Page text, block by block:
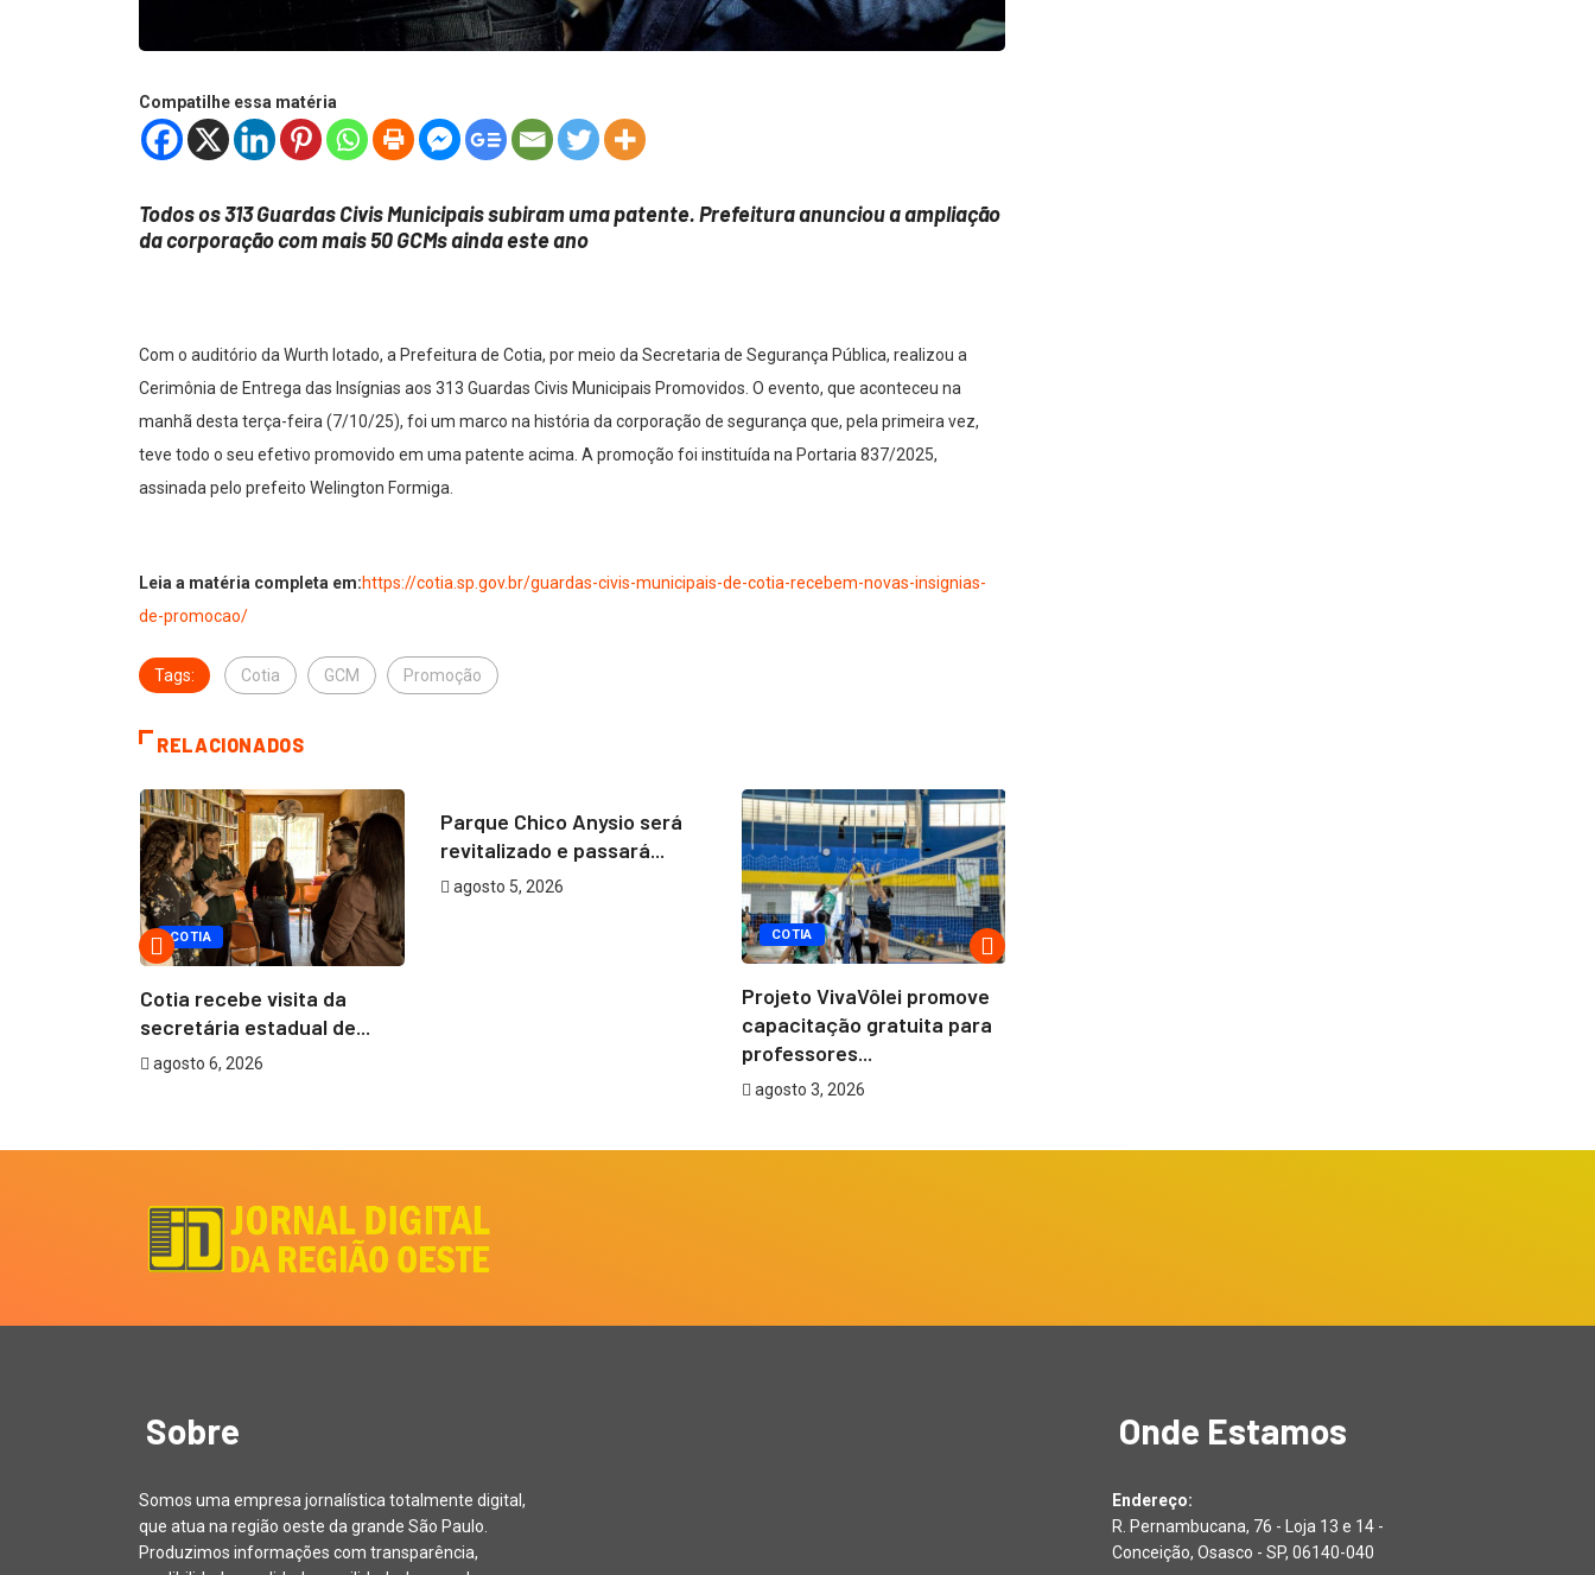
Compatilhe essa matéria
Todos os 313 Guardas Civis Municipais subiram uma patente. Prefeitura anunciou a ampliação
da corporação com mais 50 GCMs ainda este ano
Com o auditório da Wurth lotado, a Prefeitura de Cotia, por meio da Secretaria de Segurança Pública, realizou a
Cerimônia de Entrega das Insígnias aos 313 Guardas Civis Municipais Promovidos. O evento, que aconteceu na
manhã desta terça-feira (7/10/25), foi um marco na história da corporação de segurança que, pela primeira vez,
teve todo o seu efetivo promovido em uma patente acima. A promoção foi instituída na Portaria 837/2025,
assinada pelo prefeito Welington Formiga.
Leia a matéria completa em:https://cotia.sp.gov.br/guardas-civis-municipais-de-cotia-recebem-novas-insignias-
de-promocao/
Tags: Cotia GCM Promoção
RELACIONADOS
COTIA
Cotia recebe visita da
secretária estadual de...
agosto 6, 2026
Parque Chico Anysio será
revitalizado e passará...
agosto 5, 2026
COTIA
Projeto VivaVôlei promove
capacitação gratuita para
professores...
agosto 3, 2026
Sobre
Somos uma empresa jornalística totalmente digital,
que atua na região oeste da grande São Paulo.
Produzimos informações com transparência,
Onde Estamos
Endereço:
R. Pernambucana, 76 - Loja 13 e 14 -
Conceição, Osasco - SP, 06140-040